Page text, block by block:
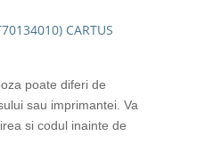
poate diferi de
sau imprimantei. Va
si codul inainte de